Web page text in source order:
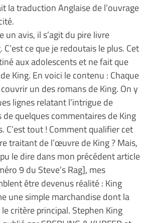
la traduction Anglaise de l’ouvrage
un avis, il s’agit du pire livre
ce que je redoutais le plus. Cet
aux adolescents et ne fait que
King. En voici le contenu : Chaque
un des romans de King. On y
lignes relatant l’intrigue de
de quelques commentaires de King
C’est tout ! Comment qualifier cet
traitant de l’œuvre de King ? Mais,
le dire dans mon précédent article
9 du Steve’s Rag], mes
être devenus réalité : King
une simple marchandise dont la
critère principal. Stephen King